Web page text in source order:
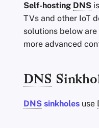
Self-hosting DNS
TVs and other IoT
solutions below
more advanced
DNS
DNS sinkholes use